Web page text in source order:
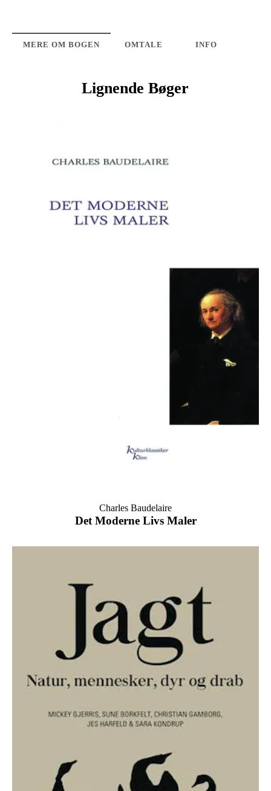
MERE OM BOGEN OMTALE INFO
Lignende Bøger
Det Moderne Livs Maler
Charles Baudelaire